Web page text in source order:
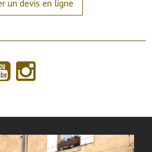
un devis en ligne